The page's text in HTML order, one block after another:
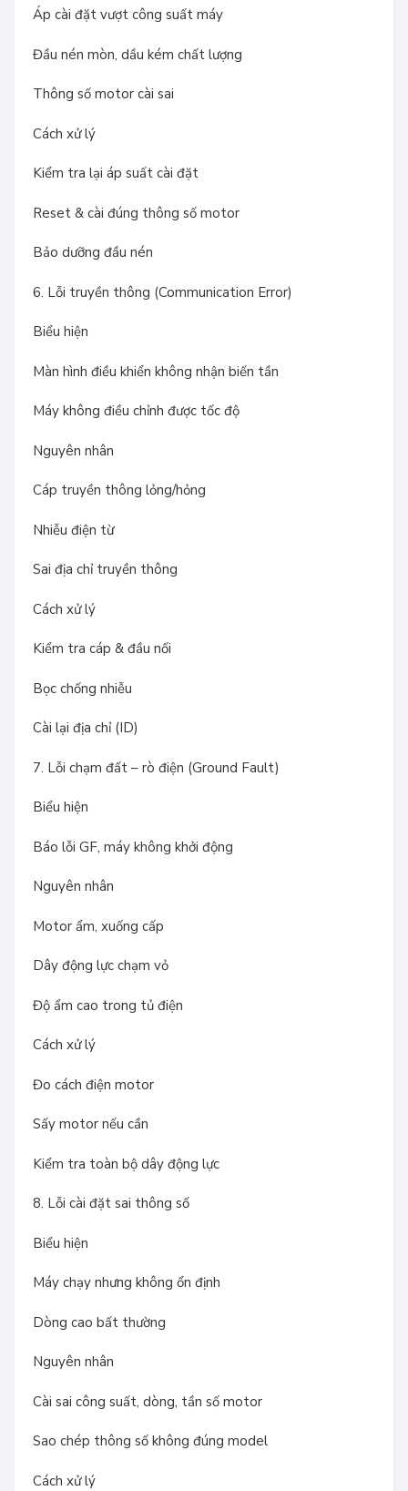
Áp cài đặt vượt công suất máy
Đầu nén mòn, dầu kém chất lượng
Thông số motor cài sai
Cách xử lý
Kiểm tra lại áp suất cài đặt
Reset & cài đúng thông số motor
Bảo dưỡng đầu nén
6. Lỗi truyền thông (Communication Error)
Biểu hiện
Màn hình điều khiển không nhận biến tần
Máy không điều chỉnh được tốc độ
Nguyên nhân
Cáp truyền thông lỏng/hỏng
Nhiễu điện từ
Sai địa chỉ truyền thông
Cách xử lý
Kiểm tra cáp & đầu nối
Bọc chống nhiễu
Cài lại địa chỉ (ID)
7. Lỗi chạm đất – rò điện (Ground Fault)
Biểu hiện
Báo lỗi GF, máy không khởi động
Nguyên nhân
Motor ẩm, xuống cấp
Dây động lực chạm vỏ
Độ ẩm cao trong tủ điện
Cách xử lý
Đo cách điện motor
Sấy motor nếu cần
Kiểm tra toàn bộ dây động lực
8. Lỗi cài đặt sai thông số
Biểu hiện
Máy chạy nhưng không ổn định
Dòng cao bất thường
Nguyên nhân
Cài sai công suất, dòng, tần số motor
Sao chép thông số không đúng model
Cách xử lý